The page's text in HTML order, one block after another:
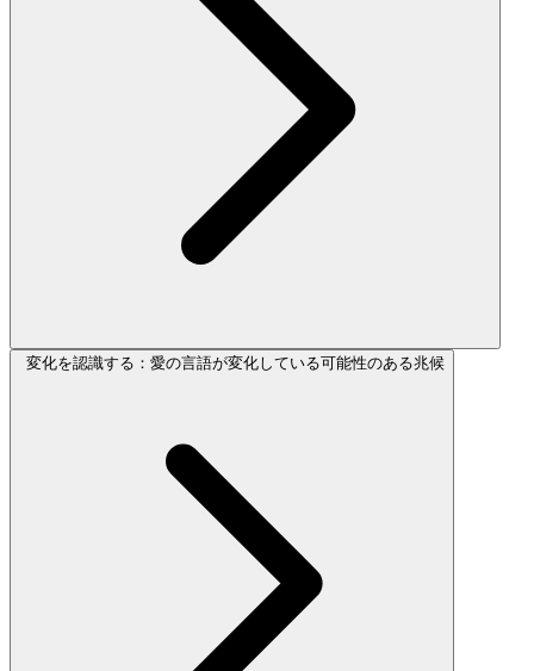
変化を認識する：愛の言語が変化している可能性のある兆候